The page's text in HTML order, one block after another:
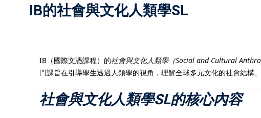
IB的社會與文化人類學SL
IB（國際文憑課程）的社會與文化人類學（Social and Cultural
門課旨在引導學生透過人類學的視角，理解全球多元文化的社會結
社會與文化人類學SL的核心內容